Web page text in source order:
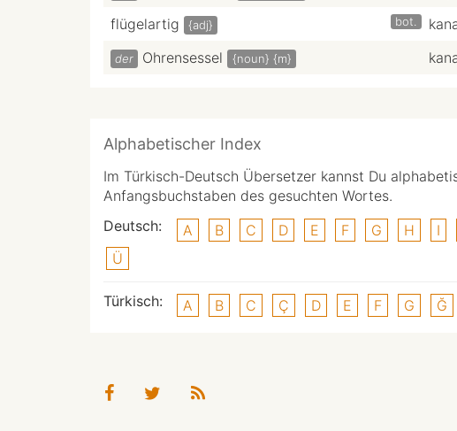
flügelartig {adj} bot.
der Ohrensessel {noun} {m}
Alphabetischer Index
Im Türkisch-Deutsch Übersetzer kannst Du
Anfangsbuchstaben des gesuchten Wortes.
Deutsch:
A B C D E F G H I
Ü
Türkisch: A B C Ç D E F G Ğ